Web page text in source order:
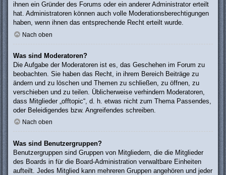
ihnen ein Gründer des Forums oder ein anderer Administrator erteilt
hat. Administratoren können auch volle Moderationsberechtigungen
haben, wenn ihnen das entsprechende Recht erteilt wurde.
Nach oben
Was sind Moderatoren?
Die Aufgabe der Moderatoren ist es, das Geschehen im Forum zu
beobachten. Sie haben das Recht, in ihrem Bereich Beiträge zu
ändern und zu löschen und Themen zu schließen, zu öffnen, zu
verschieben und zu teilen. Üblicherweise verhindern Moderatoren,
dass Mitglieder „offtopic“, d. h. etwas nicht zum Thema Passendes,
oder Beleidigendes bzw. Angreifendes schreiben.
Nach oben
Was sind Benutzergruppen?
Benutzergruppen sind Gruppen von Mitgliedern, die die Mitglieder
des Boards in für die Board-Administration verwaltbare Einheiten
aufteilt. Jedes Mitglied kann mehreren Gruppen angehören und jeder